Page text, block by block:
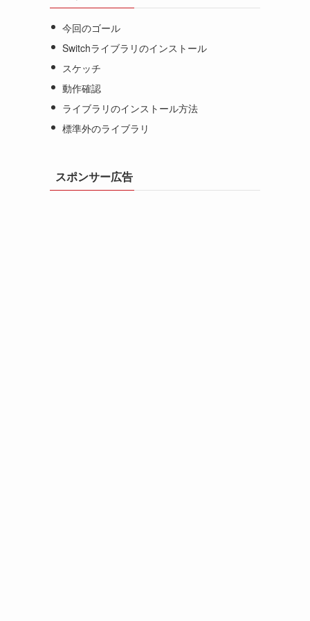
今回のゴール
Switchライブラリのインストール
スケッチ
動作確認
ライブラリのインストール方法
標準外のライブラリ
スポンサー広告